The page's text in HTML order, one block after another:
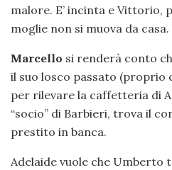
malore. E’ incinta e Vittorio,
moglie non si muova da casa.
Marcello si renderà conto
il suo losco passato (proprio
per rilevare la caffetteria di
“socio” di Barbieri, trova il
prestito in banca.
Adelaide vuole che Umberto